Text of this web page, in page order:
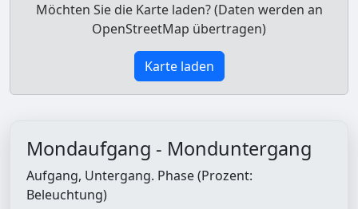
Möchten Sie die Karte laden? (Daten werden an
OpenStreetMap übertragen)
Karte laden
Mondaufgang - Monduntergang
Aufgang, Untergang. Phase (Prozent:
Beleuchtung)